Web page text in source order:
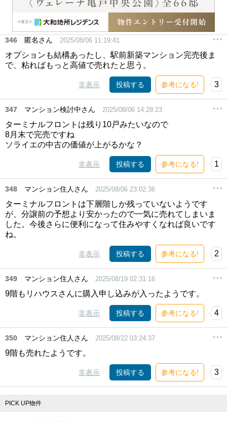
346 匿名さん 2025/08/06 11:19:41
オプションも結構あったし、駅前新築マンション完売後ま
で、粘ればもっと高値で売れたと思う。
非表示 投稿する 参考になる! 3
347 マンション検討中さん 2025/08/06 14:28:23
ターミナルフロントは残り10戸みたいなので
8月末で完売ですね
ソライエの中古の価値が上がるかな？
非表示 投稿する 参考になる! 1
348 マンション住人さん 2025/08/06 23:02:36
ターミナルフロントは下層階しか残っていないようです
が、分譲前の予想より安かったので一気に売れてしまいま
した。今後さらに便利になって住みやすくなれば良いです
ね。
非表示 投稿する 参考になる! 2
349 マンション住人さん 2025/08/19 02:31:16
9階もリハウスさんに購入申し込みが入ったようです。
非表示 投稿する 参考になる! 4
350 マンション住人さん 2025/08/22 03:24:37
9階も売れたようです。
非表示 投稿する 参考になる! 3
PICK UP物件